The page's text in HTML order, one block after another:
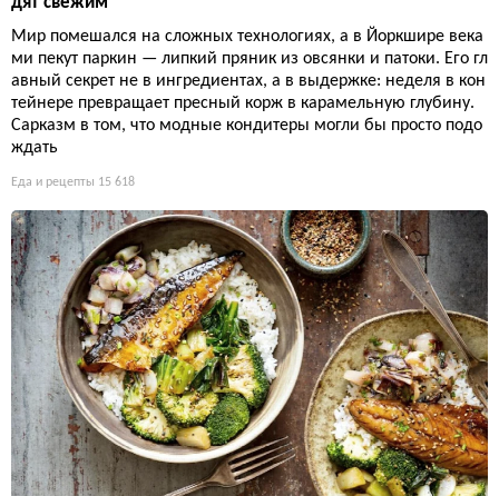
Мир помешался на сложных технологиях, а в Йоркшире века
ми пекут паркин — липкий пряник из овсянки и патоки. Его гл
авный секрет не в ингредиентах, а в выдержке: неделя в кон
тейнере превращает пресный корж в карамельную глубину.
Сарказм в том, что модные кондитеры могли бы просто подо
ждать
Еда и рецепты 15 618